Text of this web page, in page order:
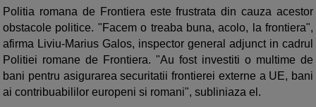
Politia romana de Frontiera este frustrata din cauza acestor
obstacole politice. "Facem o treaba buna, acolo, la frontiera",
afirma Liviu-Marius Galos, inspector general adjunct in cadrul
Politiei romane de Frontiera. "Au fost investiti o multime de
bani pentru asigurarea securitatii frontierei externe a UE, bani
ai contribuabililor europeni si romani", subliniaza el.